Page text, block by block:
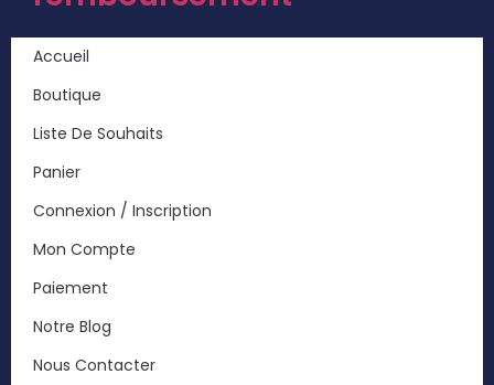
Accueil
Boutique
Liste De Souhaits
Panier
Connexion / Inscription
Mon Compte
Paiement
Notre Blog
Nous Contacter